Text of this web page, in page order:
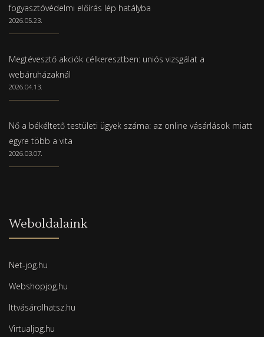
fogyasztóvédelmi előírás lép hatályba
2026.05.23.
Megtévesztő akciók célkeresztben: uniós vizsgálat a
webáruházaknál
2026.04.13.
Nő a békéltető testületi ügyek száma: az online vásárlások miatt
egyre több a vita
2026.03.07.
Weboldalaink
Net-jog.hu
Webshopjog.hu
Ittvásárolhatsz.hu
Virtualjog.hu